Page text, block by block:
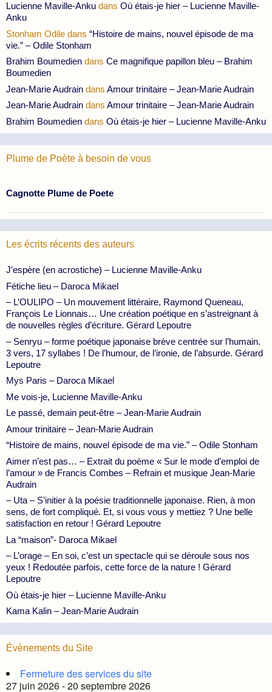
Lucienne Maville-Anku dans Où étais-je hier – Lucienne Maville-
Anku
Stonham Odile dans “Histoire de mains, nouvel épisode de ma
vie.” – Odile Stonham
Brahim Boumedien dans Ce magnifique papillon bleu – Brahim
Boumedien
Jean-Marie Audrain dans Amour trinitaire – Jean-Marie Audrain
Jean-Marie Audrain dans Amour trinitaire – Jean-Marie Audrain
Brahim Boumedien dans Où étais-je hier – Lucienne Maville-Anku
Plume de Poète à besoin de vous
Cagnotte Plume de Poete
Les écrits récents des auteurs
J’espère (en acrostiche) – Lucienne Maville-Anku
Fétiche lieu – Daroca Mikael
– L’OULIPO – Un mouvement littéraire, Raymond Queneau,
François Le Lionnais… Une création poétique en s’astreignant à
de nouvelles règles d’écriture. Gérard Lepoutre
– Senryu – forme poétique japonaise brève centrée sur l’humain.
3 vers, 17 syllabes ! De l’humour, de l’ironie, de l’absurde. Gérard
Lepoutre
Mys Paris – Daroca Mikael
Me vois-je, Lucienne Maville-Anku
Le passé, demain peut-être – Jean-Marie Audrain
Amour trinitaire – Jean-Marie Audrain
“Histoire de mains, nouvel épisode de ma vie.” – Odile Stonham
Aimer n’est pas… – Extrait du poème « Sur le mode d’emploi de
l’amour » de Francis Combes – Refrain et musique Jean-Marie
Audrain
– Uta – S’initier à la poésie traditionnelle japonaise. Rien, à mon
sens, de fort compliqué. Et, si vous vous y mettiez ? Une belle
satisfaction en retour ! Gérard Lepoutre
La “maison”- Daroca Mikael
– L’orage – En soi, c’est un spectacle qui se déroule sous nos
yeux ! Redoutée parfois, cette force de la nature ! Gérard
Lepoutre
Où étais-je hier – Lucienne Maville-Anku
Kama Kalin – Jean-Marie Audrain
Évènements du Site
Fermeture des services du site
27 juin 2026 - 20 septembre 2026